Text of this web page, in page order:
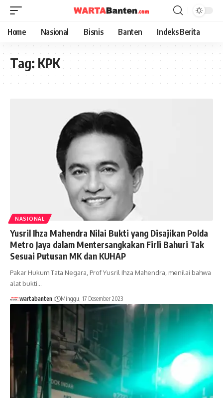
Home Nasional Bisnis Banten Indeks Berita
Tag: KPK
NASIONAL
Yusril Ihza Mahendra Nilai Bukti yang Disajikan Polda
Metro Jaya dalam Mentersangkakan Firli Bahuri Tak
Sesuai Putusan MK dan KUHAP
Pakar Hukum Tata Negara, Prof Yusril Ihza Mahendra, menilai bahwa
alat bukti…
wartabanten Minggu, 17 Desember 2023